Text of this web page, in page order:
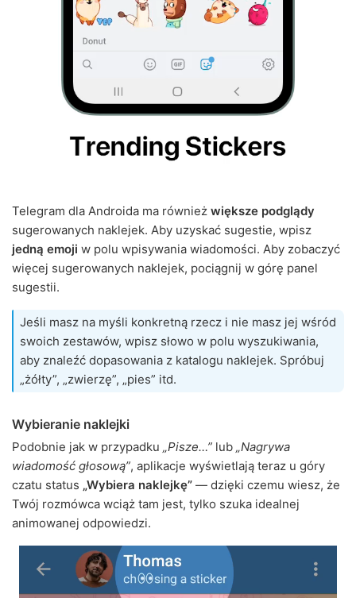
Telegram dla Androida ma również większe podglądy
sugerowanych naklejek. Aby uzyskać sugestie, wpisz
jedną emoji w polu wpisywania wiadomości. Aby zobaczyć
więcej sugerowanych naklejek, pociągnij w górę panel
sugestii.
Jeśli masz na myśli konkretną rzecz i nie masz jej wśród
swoich zestawów, wpisz słowo w polu wyszukiwania,
aby znaleźć dopasowania z katalogu naklejek. Spróbuj
„żółty”, „zwierzę”, „pies” itd.
Wybieranie naklejki
Podobnie jak w przypadku „Pisze…” lub „Nagrywa
wiadomość głosową”, aplikacje wyświetlają teraz u góry
czatu status „Wybiera naklejkę” — dzięki czemu wiesz, że
Twój rozmówca wciąż tam jest, tylko szuka idealnej
animowanej odpowiedzi.